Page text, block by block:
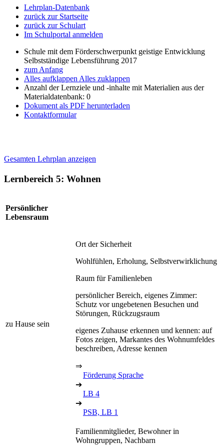
Lehrplan-Datenbank
zurück zur Startseite
zurück zur Schulart
Im Schulportal anmelden
Schule mit dem Förderschwerpunkt geistige Entwicklung
Selbstständige Lebensführung 2017
zum Anfang
Alles aufklappen Alles zuklappen
Anzahl der Lernziele und -inhalte mit Materialien aus der
Materialdatenbank: 0
Dokument als PDF herunterladen
Kontaktformular
Gesamten Lehrplan anzeigen
Lernbereich 5: Wohnen
Persönlicher
Lebensraum
zu Hause sein
Ort der Sicherheit
Wohlfühlen, Erholung, Selbstverwirklichung
Raum für Familienleben
persönlicher Bereich, eigenes Zimmer:
Schutz vor ungebetenen Besuchen und
Störungen, Rückzugsraum
eigenes Zuhause erkennen und kennen: auf
Fotos zeigen, Markantes des Wohnumfeldes
beschreiben, Adresse kennen
⇒
Förderung Sprache
➔
LB 4
➔
PSB, LB 1
Familienmitglieder, Bewohner in
Wohngruppen, Nachbarn